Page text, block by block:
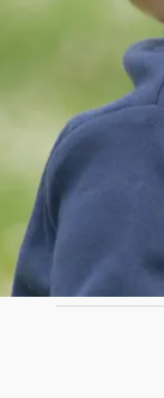
https://
Le casse tête de fin de